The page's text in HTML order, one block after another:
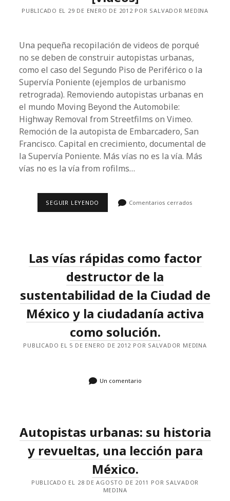
PUBLICADO EL 29 DE ENERO DE 2012 POR SALVADOR MEDINA
Una pequeña recopilación de videos de porqué
no se deben de construir autopistas urbanas,
como el caso del Segundo Piso de Periférico o la
Supervía Poniente (ejemplos de urbanismo
retrograda). Removiendo autopistas urbanas en
el mundo Moving Beyond the Automobile:
Highway Removal from Streetfilms on Vimeo.
Remoción de la autopista de Embarcadero, San
Francisco. Capital en crecimiento, documental de
la Supervía Poniente. Más vías no es la vía. Más
vías no es la vía from rofilms…
SEGUIR LEYENDO PORQUÉ
CONSTRUIRLAS
[VIDEOS]
Comentarios cerrados
Las vías rápidas como factor
destructor de la
sustentabilidad de la Ciudad de
México y la ciudadanía activa
como solución.
PUBLICADO EL 5 DE ENERO DE 2012 POR SALVADOR MEDINA
Un comentario
Autopistas urbanas: su historia
y revueltas, una lección para
México.
PUBLICADO EL 28 DE AGOSTO DE 2011 POR SALVADOR
MEDINA